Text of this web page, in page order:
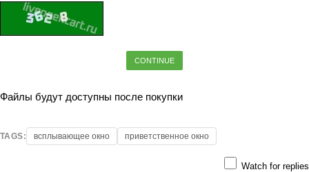
CONTINUE
Файлы будут доступны после покупки
TAGS: всплывающее окно приветственное окно
Watch for replies